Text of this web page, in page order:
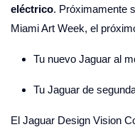
eléctrico. Próximamente
Miami Art Week, el
Tu nuevo Jaguar al
Tu Jaguar de
El Jaguar Design Vision